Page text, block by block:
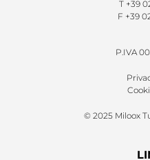
T +39
F +39
P.IVA
© 2025 Miloox